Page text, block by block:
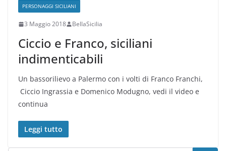
PERSONAGGI SICILIANI
3 Maggio 2018 BellaSicilia
Ciccio e Franco, siciliani
indimenticabili
Un bassorilievo a Palermo con i volti di Franco Franchi,
Ciccio Ingrassia e Domenico Modugno, vedi il video e
continua
Leggi tutto